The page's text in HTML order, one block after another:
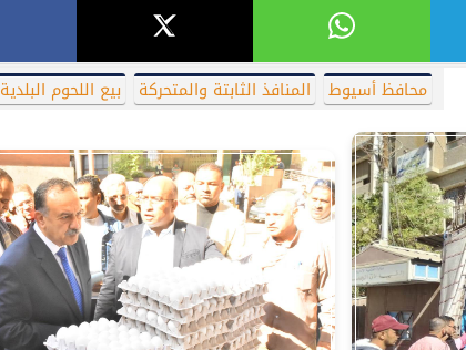
محافظ أسيوط المنافذ الثابتة والمتحركة بيع اللحوم البلدية